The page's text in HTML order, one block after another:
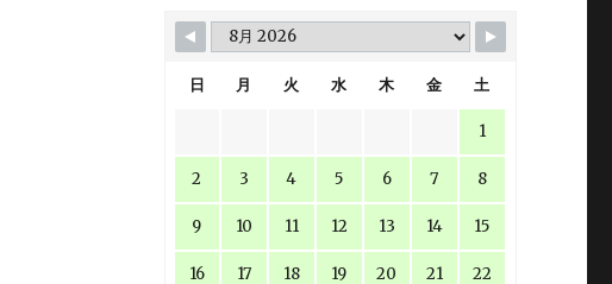
日 月 火 水 木 金 土
1
2 3 4 5 6 7 8
9 10 11 12 13 14 15
16 17 18 19 20 21 22